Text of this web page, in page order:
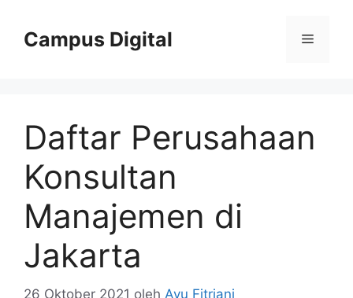
Campus Digital Menu
Daftar Perusahaan
Konsultan
Manajemen di
Jakarta
26 Oktober 2021 oleh Ayu Fitriani